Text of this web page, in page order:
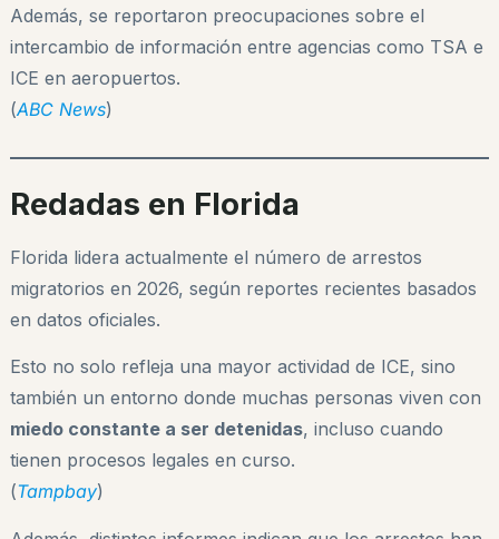
Además, se reportaron preocupaciones sobre el
intercambio de información entre agencias como TSA e
ICE en aeropuertos.
(ABC News)
Redadas en Florida
Florida lidera actualmente el número de arrestos
migratorios en 2026, según reportes recientes basados
en datos oficiales.
Esto no solo refleja una mayor actividad de ICE, sino
también un entorno donde muchas personas viven con
miedo constante a ser detenidas, incluso cuando
tienen procesos legales en curso.
(Tampbay)